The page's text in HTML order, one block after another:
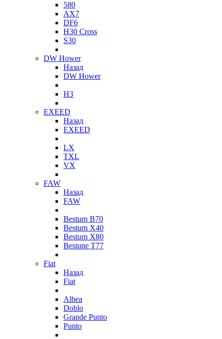
580
AX7
DF6
H30 Cross
S30
DW Hower
Назад
DW Hower
H3
EXEED
Назад
EXEED
LX
TXL
VX
FAW
Назад
FAW
Besturn B70
Besturn X40
Besturn X80
Bestune T77
Fiat
Назад
Fiat
Albea
Doblo
Grande Punto
Punto